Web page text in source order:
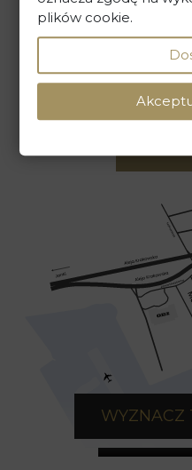
tel. +48
WYZNACZ
plików cookie.